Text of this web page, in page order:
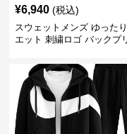
¥6,940 (税込)
スウェットメンズ ゆった
エット 刺繍ロゴ バックプ